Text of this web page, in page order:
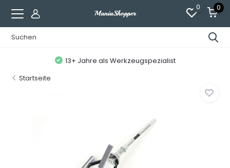
0 0
13+ Jahre als Werkzeugspezialist
Startseite